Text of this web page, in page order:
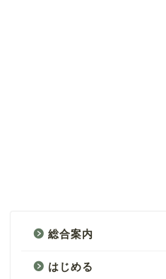
総合案内
はじめる